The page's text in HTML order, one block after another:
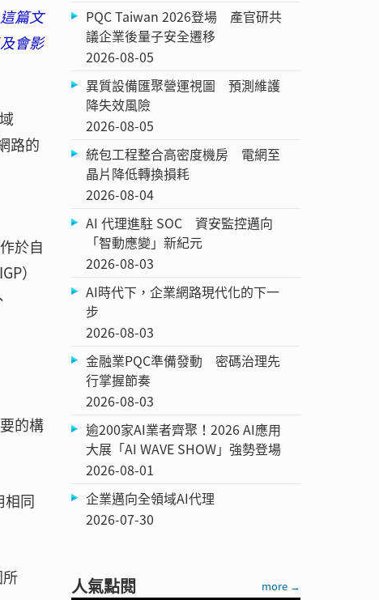
篇文
會影
路的
於自
）
的構
相同
PQC Taiwan 2026登場 產官研共
議企業後量子安全遷移
2026-08-05
異質設備匯聚營運視圖 預測維護
降失效風險
2026-08-05
統包工程整合高密度機房 電網至
晶片降低轉換損耗
2026-08-04
AI 代理進駐 SOC 資安監控邁向
「智動應變」新紀元
2026-08-03
AI時代下，企業網路現代化的下一
步
2026-08-03
金融業PQC準備發動 密碼治理先
行掌握節奏
2026-08-03
逾200家AI業者齊聚！2026 AI應用
大展「AI WAVE SHOW」強勢登場
2026-08-01
企業邁向全領域AI代理
2026-07-30
人氣點閱 more →